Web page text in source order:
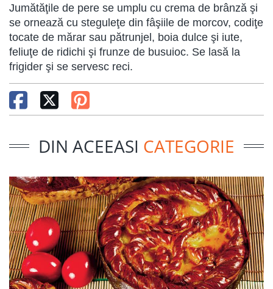
Jumătăţile de pere se umplu cu crema de brânză şi
se ornează cu steguleţe din fâşiile de morcov, codiţe
tocate de mărar sau pătrunjel, boia dulce şi iute,
feliuţe de ridichi şi frunze de busuioc. Se lasă la
frigider şi se servesc reci.
DIN ACEEASI CATEGORIE